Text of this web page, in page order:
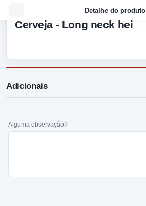
Detalhe do produto
Cerveja - Long neck hei
Adicionais
Alguma observação?